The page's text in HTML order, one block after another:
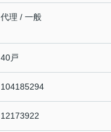
代理 / 一般
40戸
104185294
12173922